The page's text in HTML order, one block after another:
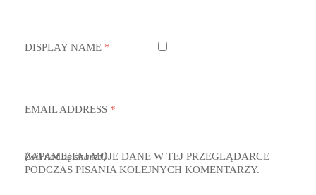
DISPLAY NAME *
EMAIL ADDRESS *
(will not be shared)
ZAPAMIĘTAJ MOJE DANE W TEJ PRZEGLĄDARCE
PODCZAS PISANIA KOLEJNYCH KOMENTARZY.